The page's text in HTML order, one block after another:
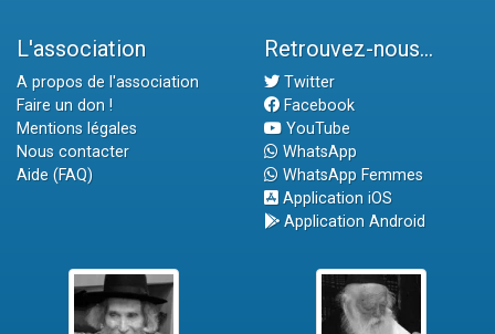
L'association
A propos de l'association
Faire un don !
Mentions légales
Nous contacter
Aide (FAQ)
Retrouvez-nous...
Twitter
Facebook
YouTube
WhatsApp
WhatsApp Femmes
Application iOS
Application Android